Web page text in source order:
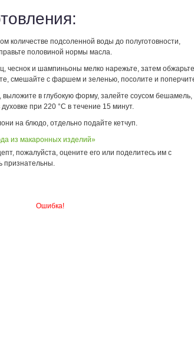
количестве подсоленной воды до полуготовности,
половиной нормы масла.
чеснок и шампиньоны мелко нарежьте, затем обжарьте
смешайте с фаршем и зеленью, посолите и
выложите в глубокую форму, залейте соусом бешамель,
при 220 °С в течение 15 минут.
на блюдо, отдельно подайте кетчуп.
из макаронных изделий»
пожалуйста, оцените его или поделитесь им с
признательны.
Ошибка!